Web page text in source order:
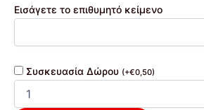
Εισάγετε το επιθυμητό κείμενο
Συσκευασία Δώρου (+€0,50)